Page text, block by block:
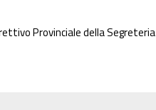
Provinciale della Segreteria